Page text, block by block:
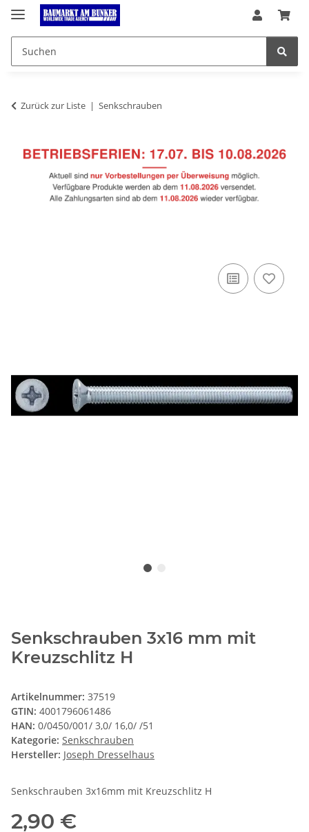
Zurück zur Liste Senkschrauben
Senkschrauben 3x16 mm mit
Kreuzschlitz H
Artikelnummer: 37519
GTIN: 4001796061486
HAN: 0/0450/001/ 3,0/ 16,0/ /51
Kategorie: Senkschrauben
Hersteller: Joseph Dresselhaus
Senkschrauben 3x16mm mit Kreuzschlitz H
2,90 €